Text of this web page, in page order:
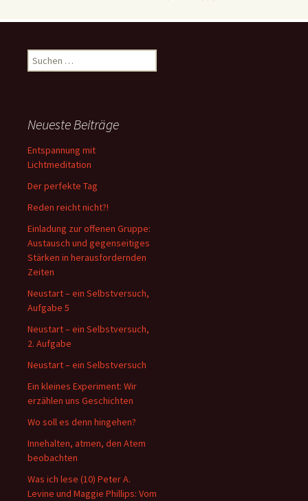
Suche
nach:
Neueste Beiträge
Entspannung mit
Lichtmeditation
Der perfekte Tag
Reden reicht nicht?!
Einladung zur offenen Gruppe:
Austausch und gegenseitiges
Stärken in herausfordernden
Zeiten
Neustart – ein Selbstversuch,
Aufgabe 5
Neustart – ein Selbstversuch,
2. Aufgabe
Neustart – ein Selbstversuch
Ein kleines Experiment: Wir
erzählen uns Geschichten
Wo soll es denn hingehen?
Innehalten, atmen, den Atem
beobachten
Was ich lese (10) Peter A.
Levine und Maggie Phillips: Vom